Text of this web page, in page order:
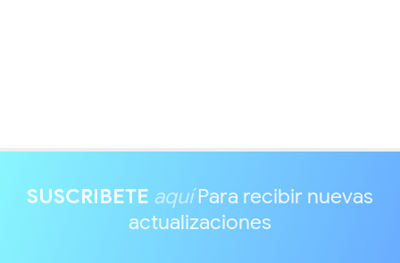
SUSCRIBETE aquíPara recibir nuevas
actualizaciones